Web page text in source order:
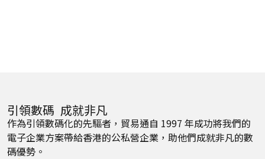
引領數碼 成就非凡
作為引領數碼化的先驅者，貿易通自 1997 年成功將我們的
電子企業方案帶給香港的公私營企業，助他們成就非凡的數
碼優勢。